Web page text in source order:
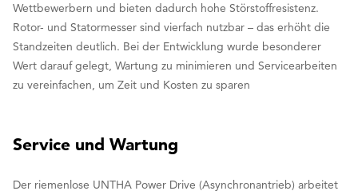
Wettbewerbern und bieten dadurch hohe Störstoffresistenz.
Rotor- und Statormesser sind vierfach nutzbar – das erhöht die
Standzeiten deutlich. Bei der Entwicklung wurde besonderer
Wert darauf gelegt, Wartung zu minimieren und Servicearbeiten
zu vereinfachen, um Zeit und Kosten zu sparen
Service und Wartung
Der riemenlose UNTHA Power Drive (Asynchronantrieb) arbeitet